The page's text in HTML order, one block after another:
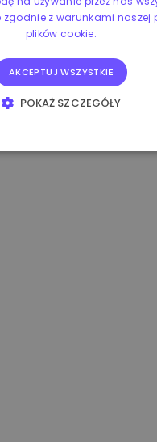
€ -3.00%
zgodnie z warunkami naszej
plików cookie.
AKCEPTUJ WSZYSTKIE
POKAŻ SZCZEGÓŁY